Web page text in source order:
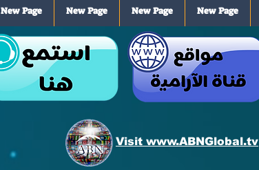
New Page
New Page
New Page
New Page
Visit www.ABNGlobal.tv